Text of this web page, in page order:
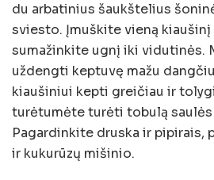
du arbatinius šaukštelius
sviesto. Įmuškite vieną
sumažinkite ugnį iki vidutinės.
uždengti keptuvę mažu
kiaušiniui kepti greičiau ir
turėtumėte turėti tobulą saulės
Pagardinkite druska ir pipirais,
ir kukurūzų mišinio.